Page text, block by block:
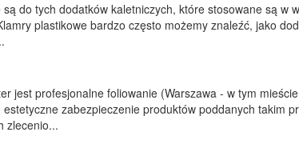
do tych dodatków kaletniczych, które stosowane są w
plastikowe bardzo często możemy znaleźć, jako
jest profesjonalne foliowanie (Warszawa - w tym
zabezpieczenie produktów poddanych takim
zlecenio...